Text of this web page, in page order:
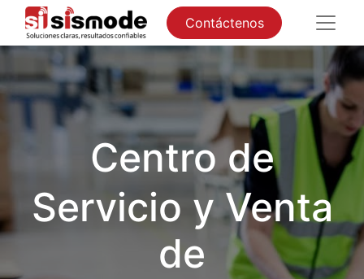
Contáctenos
Centro de
Servicio y Venta
de